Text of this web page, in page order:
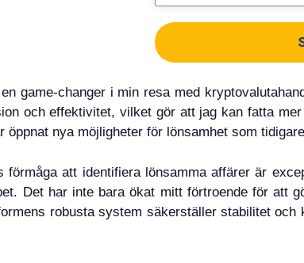
game-changer i min resa med
och effektivitet, vilket gör att jag kan fatta
nya möjligheter för lönsamhet som
att identifiera lönsamma affärer är
Det har inte bara ökat mitt förtroende för att
robusta system säkerställer stabilitet